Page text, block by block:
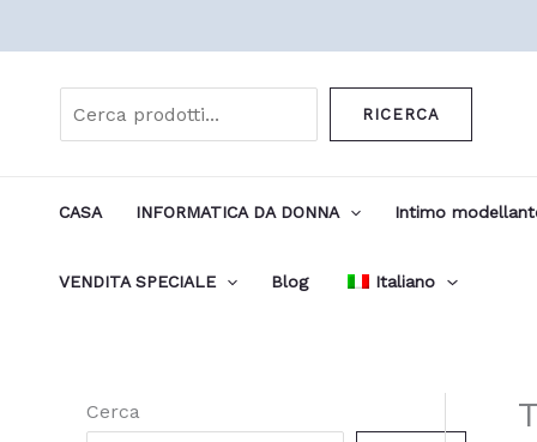
RICERCA
CASA INFORMATICA DA DONNA Intimo
VENDITA SPECIALE Blog Italiano
Cerca